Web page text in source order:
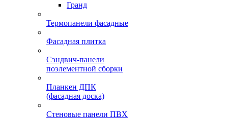
Гранд
Термопанели фасадные
Фасадная плитка
Сэндвич-панели
поэлементной сборки
Планкен ДПК
(фасадная доска)
Стеновые панели ПВХ